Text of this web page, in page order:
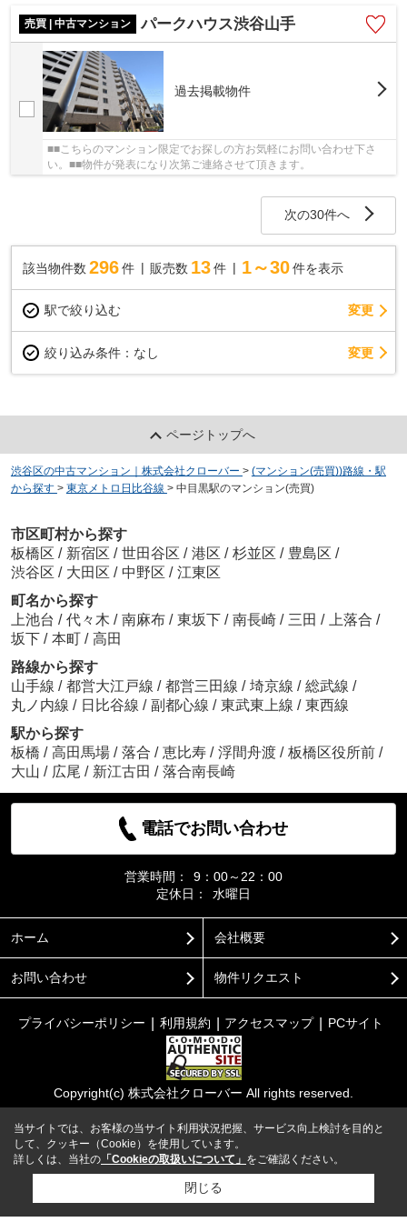
売買 | 中古マンション パークハウス渋谷山手
過去掲載物件
■■こちらのマンション限定でお探しの方お気軽にお問い合わせ下さ
い。■■物件が発表になり次第ご連絡させて頂きます。
次の30件へ
該当物件数 296件 販売数 13 件 1～30 件を表示
駅で絞り込む 変更
絞り込み条件： なし 変更
ページトップへ
渋谷区の中古マンション｜株式会社クローバー > (マンション(売買))路線・駅
から探す > 東京メトロ日比谷線 > 中目黒駅のマンション(売買)
市区町村から探す
板橋区 / 新宿区 / 世田谷区 / 港区 / 杉並区 / 豊島区 /
渋谷区 / 大田区 / 中野区 / 江東区
町名から探す
上池台 / 代々木 / 南麻布 / 東坂下 / 南長崎 / 三田 / 上落合 /
坂下 / 本町 / 高田
路線から探す
山手線 / 都営大江戸線 / 都営三田線 / 埼京線 / 総武線 /
丸ノ内線 / 日比谷線 / 副都心線 / 東武東上線 / 東西線
駅から探す
板橋 / 高田馬場 / 落合 / 恵比寿 / 浮間舟渡 / 板橋区役所前 /
大山 / 広尾 / 新江古田 / 落合南長崎
電話でお問い合わせ
営業時間：
9：00～22：00
定休日：
水曜日
ホーム 会社概要
お問い合わせ 物件リクエスト
プライバシーポリシー 利用規約 アクセスマップ PCサイト
Copyright(c) 株式会社クローバー All rights reserved.
当サイトでは、お客様の当サイト利用状況把握、サービス向上検討を目的と
して、クッキー（Cookie）を使用しています。
詳しくは、当社の 「Cookieの取扱いについて」 をご確認ください。
閉じる